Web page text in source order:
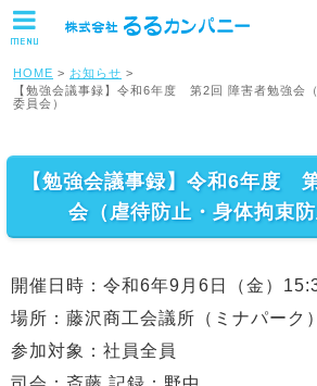
HOME > お知らせ >
【勉強会議事録】令和6年度 第2回 障害者勉強会
委員会）
【勉強会議事録】令和6年度
会（虐待防止・身体拘束防
開催日時：令和6年9月6日（金）
場所：藤沢商工会議所（ミナパーク
参加対象：社員全員
MENU